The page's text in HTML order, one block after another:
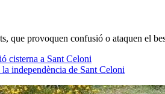
que provoquen confusió o ataquen el
cisterna a Sant Celoni
independència de Sant Celoni